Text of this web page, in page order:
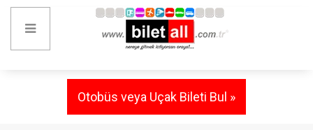
Otobüs veya Uçak Bileti Bul »